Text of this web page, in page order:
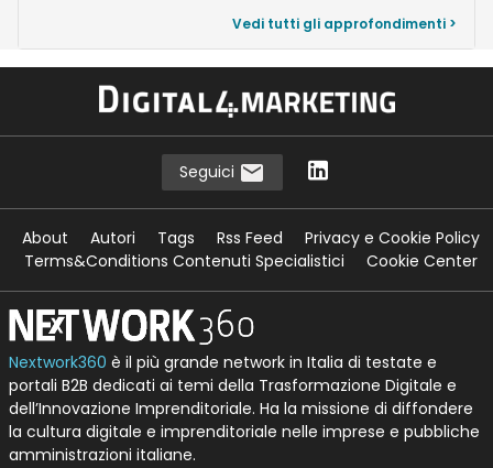
Vedi tutti gli approfondimenti >
Seguici
About Autori Tags Rss Feed
Privacy e Cookie Policy
Terms&Conditions Contenuti Specialistici
Cookie Center
Nextwork360 è il più grande network in Italia di testate e
portali B2B dedicati ai temi della Trasformazione Digitale e
dell’Innovazione Imprenditoriale. Ha la missione di diffondere
la cultura digitale e imprenditoriale nelle imprese e pubbliche
amministrazioni italiane.